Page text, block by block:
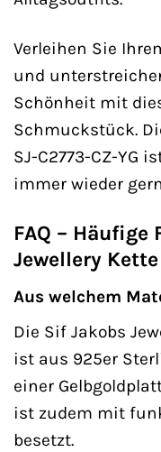
Verleihen Sie
und
Schönheit mit
Schmuckstück.
SJ-C2773-CZ-YG
immer wieder
FAQ – Häufige
Jewellery Kette
Aus welchem
Die Sif Jakobs
ist aus 925er
einer
ist zudem mit
besetzt.